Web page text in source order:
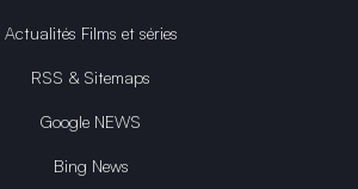
Actualités Films et séries
RSS & Sitemaps
Google NEWS
Bing News